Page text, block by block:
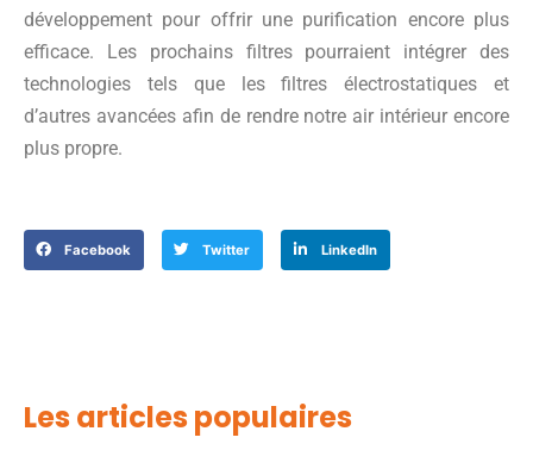
développement pour offrir une purification encore plus
efficace. Les prochains filtres pourraient intégrer des
technologies tels que les filtres électrostatiques et
d’autres avancées afin de rendre notre air intérieur encore
plus propre.
Facebook Twitter LinkedIn
Les articles populaires